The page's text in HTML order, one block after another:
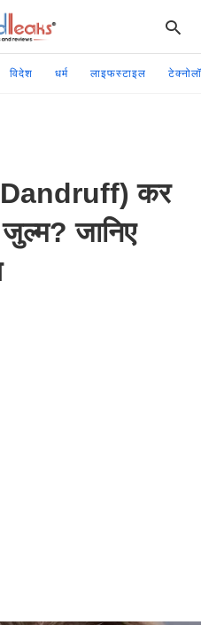
विदेश धर्म लाइफस्टाइल
(Dandruff) कर
जानिए